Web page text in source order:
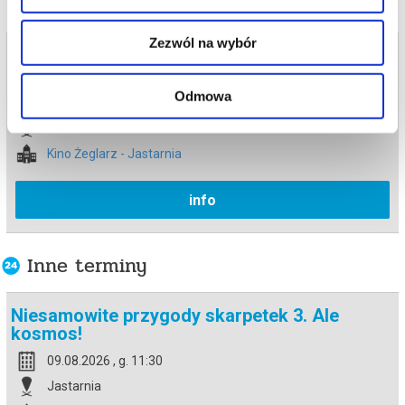
Zezwól na wybór
Odmowa
31.05.2026 , g. 13:30 (niedziela)
Kino Żeglarz - Jastarnia
info
Inne terminy
Niesamowite przygody skarpetek 3. Ale
kosmos!
09.08.2026 , g. 11:30
Jastarnia